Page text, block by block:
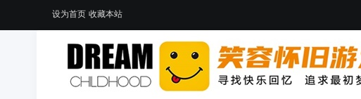
设为首页 收藏本站